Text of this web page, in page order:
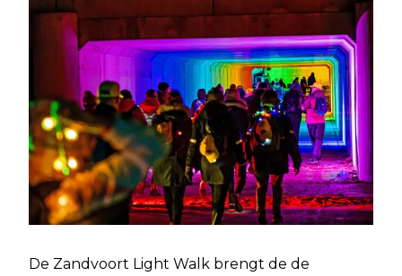
De Zandvoort Light Walk brengt de de